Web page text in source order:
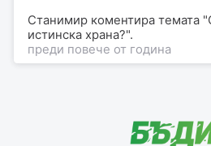
Станимир коментира темата
истинска храна?".
преди повече от година